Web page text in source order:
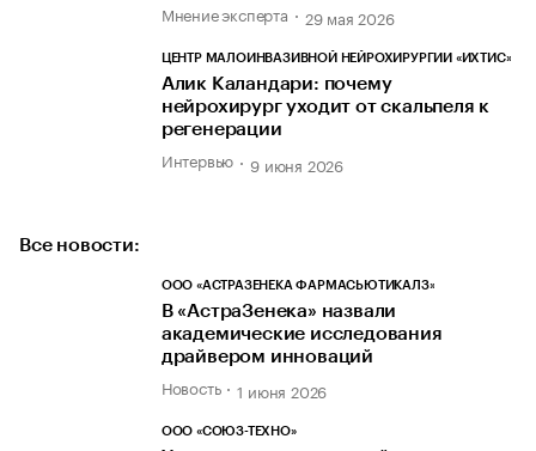
Мнение эксперта 29 мая 2026
ЦЕНТР МАЛОИНВАЗИВНОЙ НЕЙРОХИРУРГИИ «ИХТИС»
Алик Каландари: почему
нейрохирург уходит от скальпеля к
регенерации
Интервью 9 июня 2026
Все новости:
ООО «АСТРАЗЕНЕКА ФАРМАСЬЮТИКАЛЗ»
В «АстраЗенека» назвали
академические исследования
драйвером инноваций
Новость 1 июня 2026
ООО «СОЮЗ-ТЕХНО»